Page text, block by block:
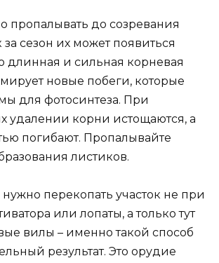
пропалывать до созревания
за сезон их может появиться
длинная и сильная корневая
новые побеги, которые
для фотосинтеза. При
удалении корни истощаются, а
погибают. Пропалывайте
листиков.
нужно перекопать участок не при
или лопаты, а только тут
вилы – именно такой способ
результат. Это орудие